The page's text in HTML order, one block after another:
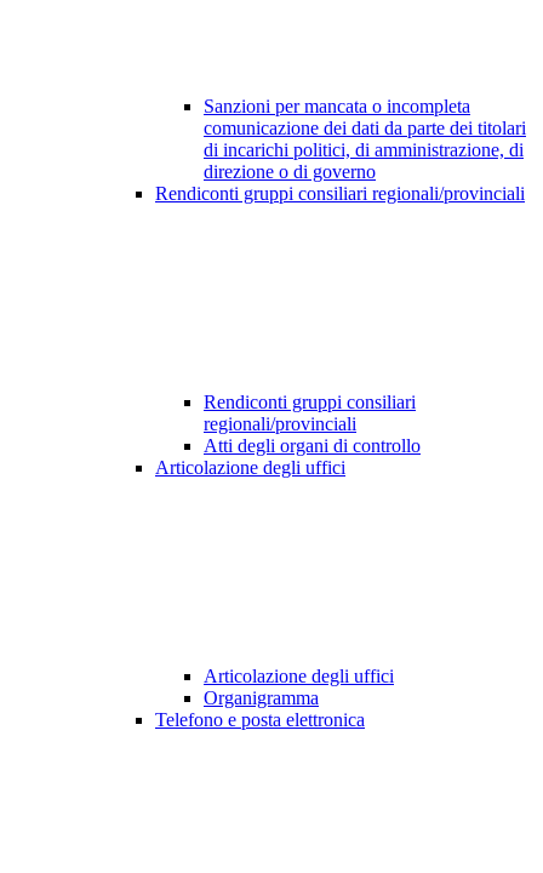
Sanzioni per mancata o incompleta
comunicazione dei dati da parte dei titolari
di incarichi politici, di amministrazione, di
direzione o di governo
Rendiconti gruppi consiliari regionali/provinciali
Rendiconti gruppi consiliari
regionali/provinciali
Atti degli organi di controllo
Articolazione degli uffici
Articolazione degli uffici
Organigramma
Telefono e posta elettronica